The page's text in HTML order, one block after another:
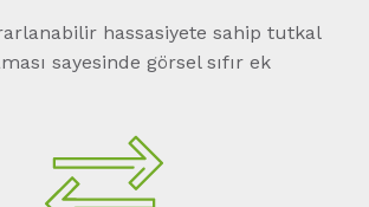
hassasiyete sahip tutkal
sayesinde görsel sıfır ek